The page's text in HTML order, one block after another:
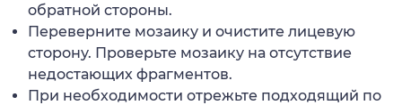
обратной стороны.
Переверните мозаику и очистите лицевую
сторону. Проверьте мозаику на отсутствие
недостающих фрагментов.
При необходимости отрежьте подходящий по